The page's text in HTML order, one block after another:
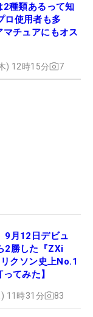
2種類あるって知
使用者も多
マチュアにもオス
) 12時15分 7
9月12日デビュ
2勝した『ZXi
クソン史上No.1
てみた】
11時31分 83